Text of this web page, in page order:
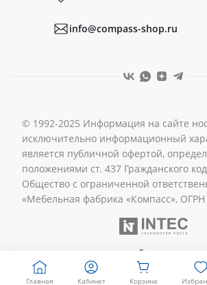
info@compass-shop.ru
© 1992-2025 Информация на сайте
исключительно информационный
является публичной офертой,
положениями ст. 437 Гражданского
Общество с ограниченной
«Мебельная фабрика «Компасс», ОГРН
Главная Кабинет Корзина